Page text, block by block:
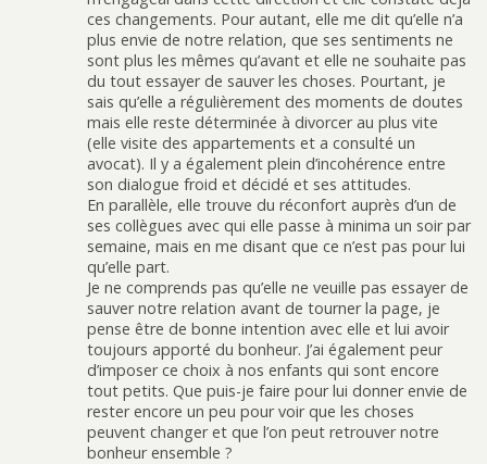
ces changements. Pour autant, elle me dit qu’elle n’a
plus envie de notre relation, que ses sentiments ne
sont plus les mêmes qu’avant et elle ne souhaite pas
du tout essayer de sauver les choses. Pourtant, je
sais qu’elle a régulièrement des moments de doutes
mais elle reste déterminée à divorcer au plus vite
(elle visite des appartements et a consulté un
avocat). Il y a également plein d’incohérence entre
son dialogue froid et décidé et ses attitudes.
En parallèle, elle trouve du réconfort auprès d’un de
ses collègues avec qui elle passe à minima un soir par
semaine, mais en me disant que ce n’est pas pour lui
qu’elle part.
Je ne comprends pas qu’elle ne veuille pas essayer de
sauver notre relation avant de tourner la page, je
pense être de bonne intention avec elle et lui avoir
toujours apporté du bonheur. J’ai également peur
d’imposer ce choix à nos enfants qui sont encore
tout petits. Que puis-je faire pour lui donner envie de
rester encore un peu pour voir que les choses
peuvent changer et que l’on peut retrouver notre
bonheur ensemble ?